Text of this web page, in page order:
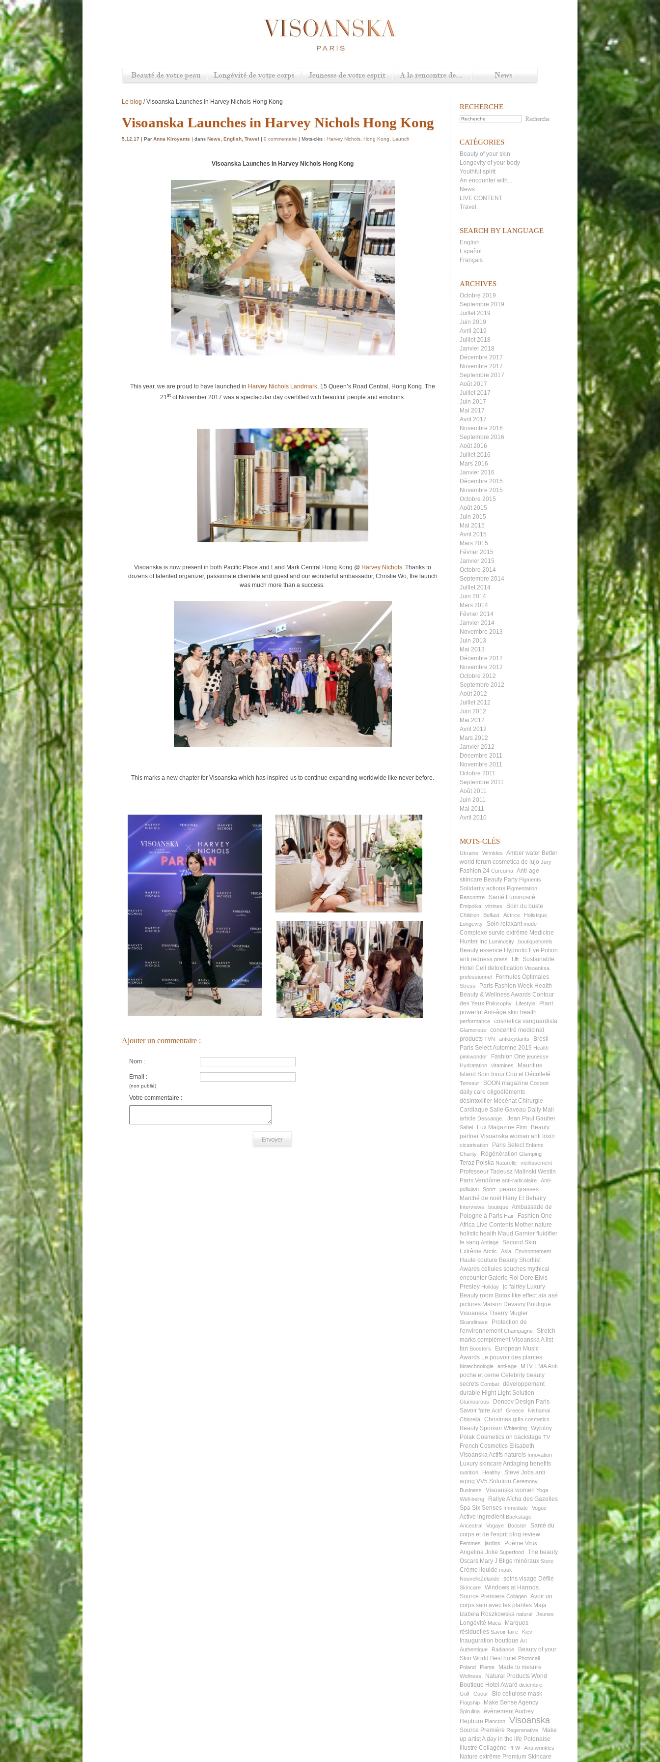
RECHERCHE
CATÉGORIES
Beauty of your skin
Longevity of your body
Youthful spirit
An encounter with...
News
LIVE CONTENT
Travel
SEARCH BY LANGUAGE
English
Español
Français
ARCHIVES
Octobre 2019
Septembre 2019
Juillet 2019
Juin 2019
Avril 2019
Juillet 2018
Janvier 2018
Décembre 2017
Novembre 2017
Septembre 2017
Août 2017
Juillet 2017
Juin 2017
Mai 2017
Avril 2017
Novembre 2016
Septembre 2016
Août 2016
Juillet 2016
Mars 2016
Janvier 2016
Décembre 2015
Novembre 2015
Octobre 2015
Août 2015
Juin 2015
Mai 2015
Avril 2015
Mars 2015
Février 2015
Janvier 2015
Octobre 2014
Septembre 2014
Juillet 2014
Juin 2014
Mars 2014
Février 2014
Janvier 2014
Novembre 2013
Juin 2013
Mai 2013
Décembre 2012
Novembre 2012
Octobre 2012
Septembre 2012
Août 2012
Juillet 2012
Juin 2012
Mai 2012
Avril 2012
Mars 2012
Janvier 2012
Décembre 2011
Novembre 2011
Octobre 2011
Septembre 2011
Août 2011
Juin 2011
Mai 2011
Avril 2010
MOTS-CLÉS
Ukraine Wrinkles Amber water Better
world forum cosmetica de lujo Jury
Fashion 24 Curcuma Anti-age
skincare Beauty Party Pigments
Solidarity actions Pigmentation
Rencontre
Santé Luminosité
Emipolka vitrines Soin du buste
Children Belfast Actrice
Holistique
Longevity
Soin relaxant mode
Complexe survie extrême Medicine
Hunter Inc Luminosity boutiquehotels
Beauty essence Hypnotic Eye Potion
anti redness press Lift
Sustainable
Hotel Cell detoxification Visoanksa
professionnel
Formules Optimales
Stress Paris Fashion Week Health
Beauty & Wellness Awards Contour
des Yeux Philosophy Lifestyle
Plant
powerful Anti-âge skin health
performance cosmetica vanguardista
Glamorous concentré medicinal
products TVN antioxydants
Brésil
Paris Select Automne 2019 Health
pinkwonder
Fashion One jeunesse
Hydratation
vitamines
Mauritius
Island Soin Inouï Cou et Décolleté
Tenseur SOON magazine Cocoon
daily care oligoéléments
désintoxifier Mécénat Chirurgie
Cardiaque Salle Gaveau Daily Mail
article Dessange. Jean Paul Gautier
Sahel Lux Magazine Firm
Beauty
partner Visoanska woman anti toxin
cicatrisation Paris Select Enfants
Charity
Régénèration Glamping
Teraz Polska Naturelle vieillissement
Professeur Tadeusz Malinski Westin
Paris Vendôme anti-radicalaire Anti-
pollution Sport
peaux grasses
Marché de noël
Hany El Behairy
Interviews boutique Ambassade de
Pologne à Paris Hair
Fashion One
Africa Live Contents Mother nature
holistic health Maud Garnier fluidifier
le sang Antiage
Second Skin
Extrême Arctic Asia Environnement
Haute couture Beauty Shortlist
Awards cellules souches mythical
encounter Galerie Roi Dore Elvis
Presley Holiday jo fairley Luxury
Beauty room Botox like effect aia asé
pictures Maison Devavry Boutique
Visoanska Thierry Mugler
Skandinave
Protection de
l'environnement Champagne
Stretch
marks complément Visoanska A list
fan Boosters
European Music
Awards Le pouvoir des plantes
biotechnologie anti-age MTV EMAAnti
poche et cerne Celebrity beauty
secrets Combat
développement
durable Hight Light Solution
Glamourous
Dencov Design Paris
Savoir faire Actif Greece
Nishamai
Chlorella
Christmas gifts cosmetics
Beauty Sponsor Whitening
Wybitny
Polak Cosmetics on backstage TV
French Cosmetics Elisabeth
VisoanskaActifs naturels Innovation
Luxury skincare Antiaging benefits
nutrition Healthy Steve Jobs anti
aging VV5 Solution Ceremony
Business
Visoanska women Yoga
Well-being
Rallye Aïcha des Gazelles
Spa Six Senses Immediate Vogue
Active ingredient Backstage
Ancestral
Vogaye Booster
Santé du
corps et de l'esprit blog review
Femmes jardins Poème Virus
Angelina Jolie Superfood
The beauty
Oscars Mary J Blige minéraux Store
Crème liquide mask
NouvelleZelande
soins visage Défilé
Skincare
Windows at Harrods
Source Premiere Collagen Avoir un
corps sain avec les plantes Maja
Izabela Roszkowska natural Jeunes
Longévité Maca
Marques
résiduelles Savoir-faire Kiev
Inauguration boutique Art
Authentique
Radiance
Beauty of your
Skin World Best hotel
Photocall
Poland
Plante Made to mesure
Wellness Natural Products World
Boutique Hotel Award diciembre
Golf
Coeur Bio cellulose mask
Flagship Make Sense Agency
Spirulina évènementAudrey
Hepburn Plancton Visoanska
Source Première Regerenative
Make
up artistA day in the life Polonaise
illustre Collagène PFW Anti-wrinkles
Nature extrême Premium Skincare
Le blog / Visoanska Launches in Harvey Nichols Hong Kong
Visoanska Launches in Harvey Nichols Hong Kong
5.12.17 | ParAnna Kiroyants | dans News English Travel | 0 commentaire | Mots-clés : Harvey Nichols Hong Kong Launch
Visoanska Launches in Harvey Nichols Hong Kong
This year, we are proud to have launched in Harvey Nichols Landmark, 15 Queen’s Road Central, Hong Kong. The
21st of November 2017 was a spectacular day overfilled with beautiful people and emotions.
Visoanska is now present in both Pacific Place and Land Mark Central Hong Kong @ Harvey Nichols. Thanks to
dozens of talented organizer, passionate clientele and guest and our wonderful ambassador, Christie Wo, the launch
was much more than a success.
This marks a new chapter for Visoanska which has inspired us to continue expanding worldwide like never before.
Ajouter un commentaire :
Nom :
Email :
(non publié)
Votre commentaire :